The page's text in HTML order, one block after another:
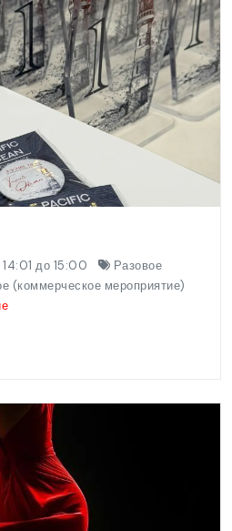
14:01 до 15:00
Разовое
(коммерческое мероприятие)